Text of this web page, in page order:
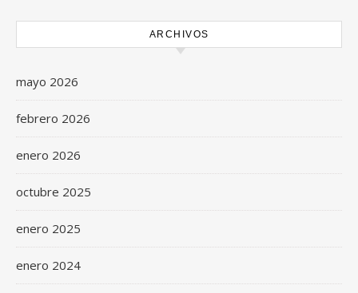
ARCHIVOS
mayo 2026
febrero 2026
enero 2026
octubre 2025
enero 2025
enero 2024